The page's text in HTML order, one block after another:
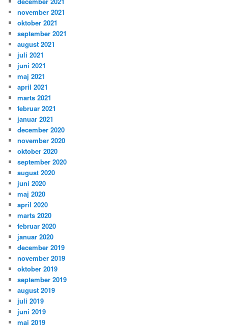
november 2021
oktober 2021
september 2021
august 2021
juli 2021
juni 2021
maj 2021
april 2021
marts 2021
februar 2021
januar 2021
december 2020
november 2020
oktober 2020
september 2020
august 2020
juni 2020
maj 2020
april 2020
marts 2020
februar 2020
januar 2020
december 2019
november 2019
oktober 2019
september 2019
august 2019
juli 2019
juni 2019
maj 2019